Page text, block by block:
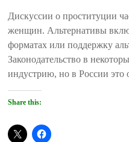
Дискуссии о проституции
женщин. Альтернативы
форматах или поддержку
Законодательство в
индустрию, но в России это
Share this: